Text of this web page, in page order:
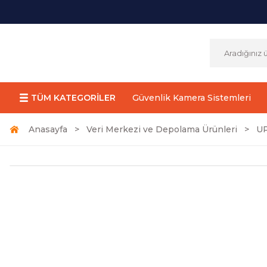
TÜM KATEGORİLER Güvenlik Kamera Sistemleri
Anasayfa Veri Merkezi ve Depolama Ürünleri